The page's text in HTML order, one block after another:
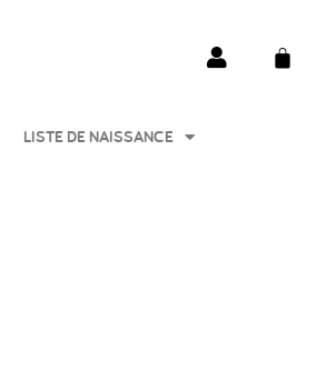
LISTE DE NAISSANCE